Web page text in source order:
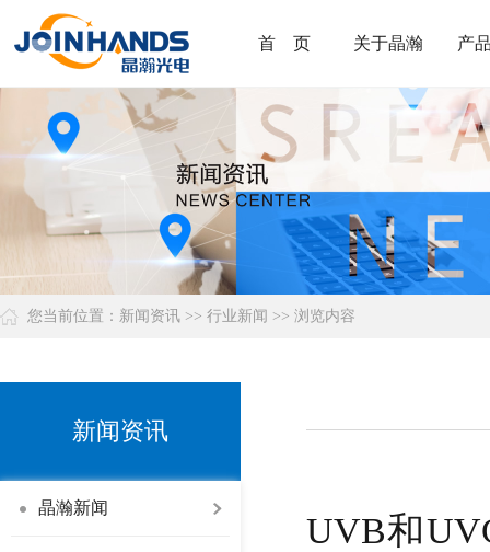
首 页 关于晶瀚 产
您当前位置： 新闻资讯 >> 行业新闻 >> 浏览内容
新闻资讯
晶瀚新闻
UVB和